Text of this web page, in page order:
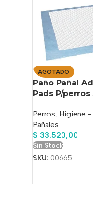
AGOTADO
Paño Pañal
Pads P/
Perros, Higiene
Pañales
$ 33.520,00
Sin Stock
SKU: 00665